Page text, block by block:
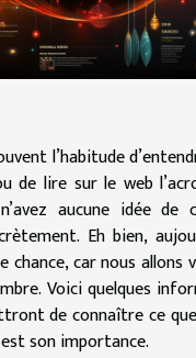
l’habitude
de lire sur le web
aucune idée de
Eh bien,
chance, car nous allons
Voici quelques
de connaître ce que
son importance.